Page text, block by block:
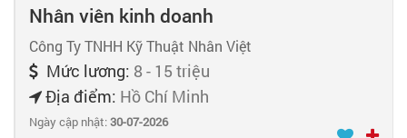
Nhân viên kinh doanh
Công Ty TNHH Kỹ Thuật Nhân Việt
Mức lương: 8 - 15 triệu
Địa điểm: Hồ Chí Minh
Ngày cập nhật:30-07-2026